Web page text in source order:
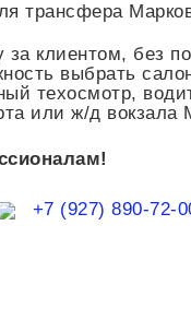
трансфера
клиентом, без
выбрать
техосмотр,
или ж/д вокзала
+7 (927) 890-72-